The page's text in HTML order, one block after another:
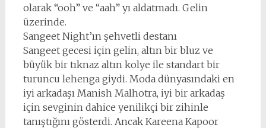
olarak “ooh” ve “aah” yı aldatmadı. Gelin
üzerinde.
Sangeet Night’ın şehvetli destanı
Sangeet gecesi için gelin, altın bir bluz ve
büyük bir tıknaz altın kolye ile standart bir
turuncu lehenga giydi. Moda dünyasındaki en
iyi arkadaşı Manish Malhotra, iyi bir arkadaş
için sevginin dahice yenilikçi bir zihinle
tanıştığını gösterdi. Ancak Kareena Kapoor